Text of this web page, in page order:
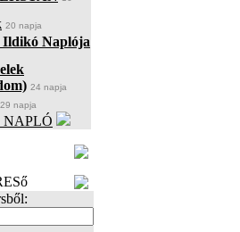
20 napja
Ildikó Naplója
24 napja
29 napja
NAPLÓ